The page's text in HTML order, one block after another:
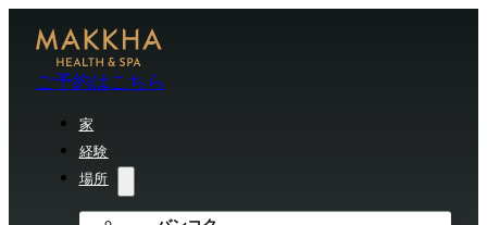
ご予約はこちら
家
経験
場所